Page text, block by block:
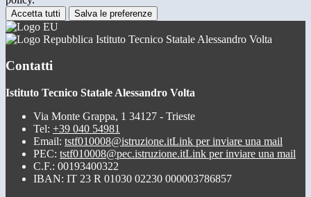
Accetta tutti Salva le preferenze
Istituto Tecnico Statale Alessandro Volta
Contatti
Istituto Tecnico Statale Alessandro Volta
Via Monte Grappa, 1 34127 - Trieste
Tel: +39 040 54981
Email: tstf010008@istruzione.itLink per inviare una mail
PEC: tstf010008@pec.istruzione.itLink per inviare una mail
C.F.: 00193400322
IBAN: IT 23 R 01030 02230 000003786857